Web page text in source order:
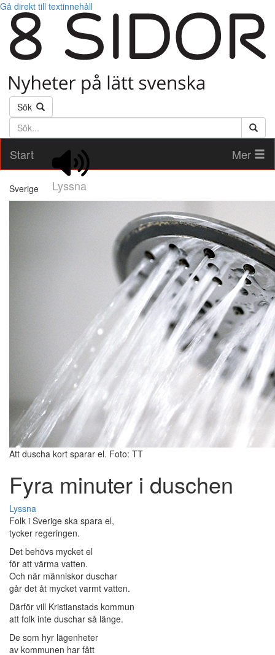
Gå direkt till textinnehåll
Sök
Söktext
Start
Lyssna
Mer
Sverige
Att duscha kort sparar el. Foto: TT
Fyra minuter i duschen
Lyssna
Folk i Sverige ska spara el,
tycker regeringen.
Det behövs mycket el
för att värma vatten.
Och när människor duschar
går det åt mycket varmt vatten.
Därför vill Kristianstads kommun
att folk inte duschar så länge.
De som hyr lägenheter
av kommunen har fått